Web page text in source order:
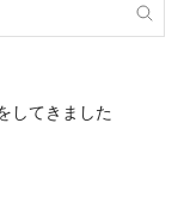
してきました